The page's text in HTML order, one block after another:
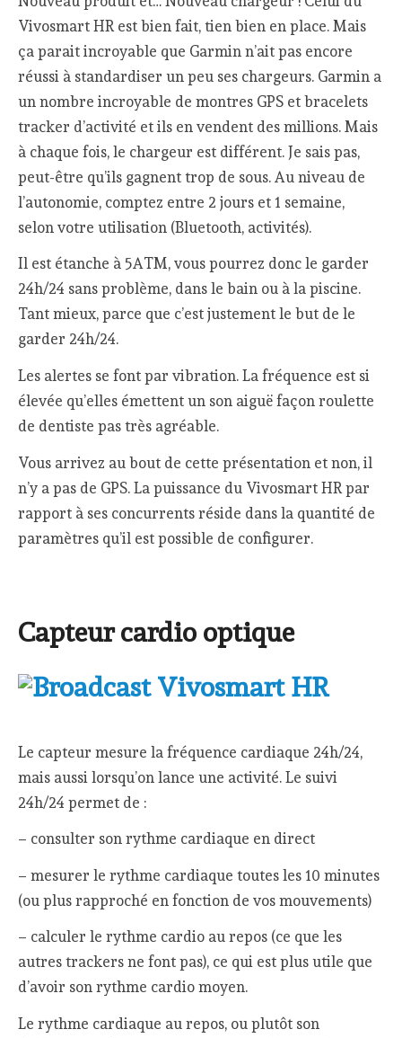
Vivosmart HR est bien fait, tien bien en place. Mais
ça parait incroyable que Garmin n’ait pas encore
réussi à standardiser un peu ses chargeurs. Garmin a
un nombre incroyable de montres GPS et bracelets
tracker d’activité et ils en vendent des millions. Mais
à chaque fois, le chargeur est différent. Je sais pas,
peut-être qu’ils gagnent trop de sous. Au niveau de
l’autonomie, comptez entre 2 jours et 1 semaine,
selon votre utilisation (Bluetooth, activités).
Il est étanche à 5ATM, vous pourrez donc le garder
24h/24 sans problème, dans le bain ou à la piscine.
Tant mieux, parce que c’est justement le but de le
garder 24h/24.
Les alertes se font par vibration. La fréquence est si
élevée qu’elles émettent un son aiguë façon roulette
de dentiste pas très agréable.
Vous arrivez au bout de cette présentation et non, il
n’y a pas de GPS. La puissance du Vivosmart HR par
rapport à ses concurrents réside dans la quantité de
paramètres qu’il est possible de configurer.
Capteur cardio optique
Le capteur mesure la fréquence cardiaque 24h/24,
mais aussi lorsqu’on lance une activité. Le suivi
24h/24 permet de :
– consulter son rythme cardiaque en direct
– mesurer le rythme cardiaque toutes les 10 minutes
(ou plus rapproché en fonction de vos mouvements)
– calculer le rythme cardio au repos (ce que les
autres trackers ne font pas), ce qui est plus utile que
d’avoir son rythme cardio moyen.
Le rythme cardiaque au repos, ou plutôt son